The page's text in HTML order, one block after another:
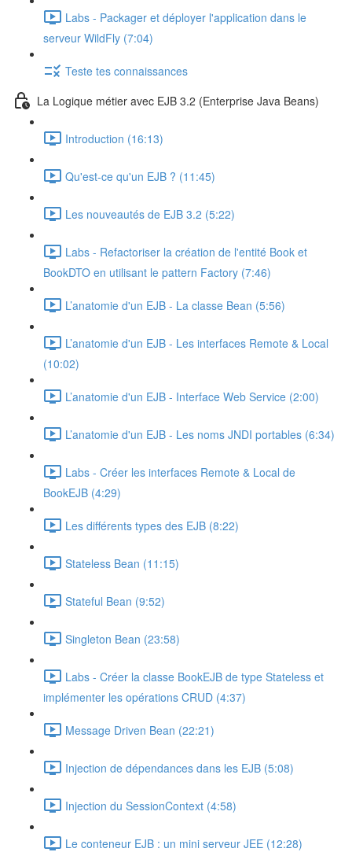
Labs - Packager et déployer l'application dans le
serveur WildFly (7:04)
Teste tes connaissances
La Logique métier avec EJB 3.2 (Enterprise Java Beans)
Introduction (16:13)
Qu'est-ce qu'un EJB ? (11:45)
Les nouveautés de EJB 3.2 (5:22)
Labs - Refactoriser la création de l'entité Book et
BookDTO en utilisant le pattern Factory (7:46)
L’anatomie d'un EJB - La classe Bean (5:56)
L’anatomie d'un EJB - Les interfaces Remote & Local
(10:02)
L’anatomie d'un EJB - Interface Web Service (2:00)
L’anatomie d'un EJB - Les noms JNDI portables (6:34)
Labs - Créer les interfaces Remote & Local de
BookEJB (4:29)
Les différents types des EJB (8:22)
Stateless Bean (11:15)
Stateful Bean (9:52)
Singleton Bean (23:58)
Labs - Créer la classe BookEJB de type Stateless et
implémenter les opérations CRUD (4:37)
Message Driven Bean (22:21)
Injection de dépendances dans les EJB (5:08)
Injection du SessionContext (4:58)
Le conteneur EJB : un mini serveur JEE (12:28)